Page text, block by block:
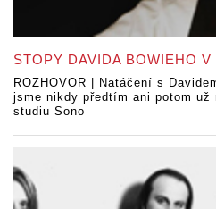
STOPY DAVIDA BOWIEHO V
ROZHOVOR | Natáčení s
jsme nikdy předtím ani potom už
studiu Sono